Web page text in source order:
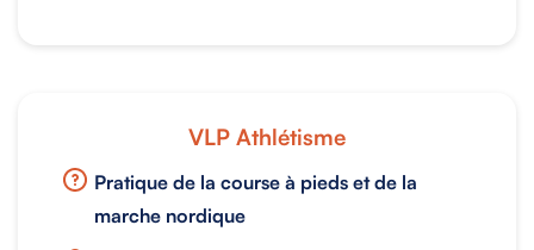
VLP Athlétisme
Pratique de la course à pieds et de la
marche nordique